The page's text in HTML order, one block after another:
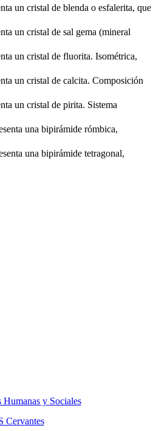
un cristal de blenda o esfalerita, que
un cristal de sal gema (mineral
un cristal de fluorita. Isométrica,
un cristal de calcita. Composición
un cristal de pirita. Sistema
una bipirámide rómbica,
una bipirámide tetragonal,